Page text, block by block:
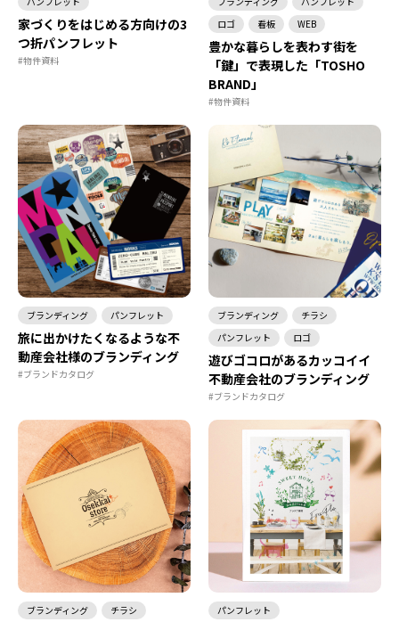
家づくりをはじめる方向けの3
つ折パンフレット
#物件資料
ロゴ
看板 WEB
豊かな暮らしを表わす街を
「鍵」で表現した「TOSHO
BRAND」
#物件資料
ブランディング パンフレット
旅に出かけたくなるような不
動産会社様のブランディング
#ブランドカタログ
ブランディング
チラシ
パンフレット
ロゴ
遊びゴコロがあるカッコイイ
不動産会社のブランディング
#ブランドカタログ
ブランディング
チラシ
パンフレット